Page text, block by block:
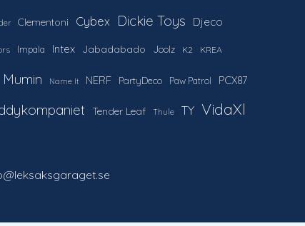
Clementoni Cybex Dickie Toys Djeco
Impala Intex Jabadabado Joolz K2 KREA
Mumin Name It NERF PartyDeco Paw Patrol PCX87
Tender Leaf Thule TY VidaXl